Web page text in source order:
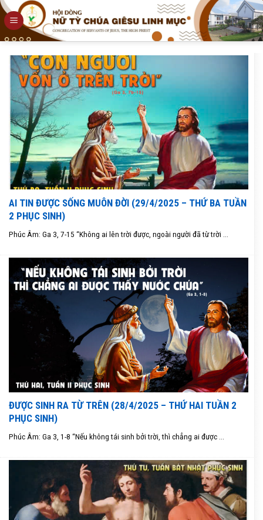
Skip
to
content
AI TIN ĐƯỢC SỐNG MUÔN ĐỜI (29/4/2025 – THỨ BA TUẦN
2 PHỤC SINH)
Phúc Âm: Ga 3, 7-15 “Không ai lên trời được, ngoài người đã từ trời ...
ĐƯỢC SINH RA TỪ TRÊN (28/4/2025 – THỨ HAI TUẦN 2
PHỤC SINH)
Phúc Âm: Ga 3, 1-8 “Nếu không tái sinh bởi trời, thì chẳng ai được ...